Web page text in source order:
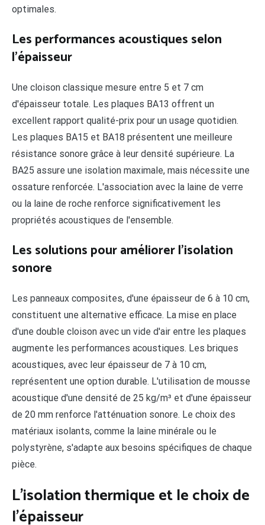
optimales.
Les performances acoustiques selon
l'épaisseur
Une cloison classique mesure entre 5 et 7 cm
d'épaisseur totale. Les plaques BA13 offrent un
excellent rapport qualité-prix pour un usage quotidien.
Les plaques BA15 et BA18 présentent une meilleure
résistance sonore grâce à leur densité supérieure. La
BA25 assure une isolation maximale, mais nécessite une
ossature renforcée. L'association avec la laine de verre
ou la laine de roche renforce significativement les
propriétés acoustiques de l'ensemble.
Les solutions pour améliorer l'isolation
sonore
Les panneaux composites, d'une épaisseur de 6 à 10 cm,
constituent une alternative efficace. La mise en place
d'une double cloison avec un vide d'air entre les plaques
augmente les performances acoustiques. Les briques
acoustiques, avec leur épaisseur de 7 à 10 cm,
représentent une option durable. L'utilisation de mousse
acoustique d'une densité de 25 kg/m³ et d'une épaisseur
de 20 mm renforce l'atténuation sonore. Le choix des
matériaux isolants, comme la laine minérale ou le
polystyrène, s'adapte aux besoins spécifiques de chaque
pièce.
L'isolation thermique et le choix de
l'épaisseur